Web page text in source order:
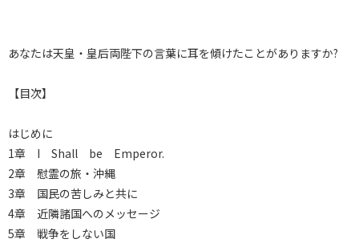
あなたは天皇・皇后両陛下の言葉に耳を傾けたことがありますか?
【目次】
はじめに
1章 I Shall be Emperor.
2章 慰霊の旅・沖縄
3章 国民の苦しみと共に
4章 近隣諸国へのメッセージ
5章 戦争をしない国